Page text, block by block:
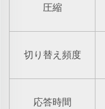
圧縮
切り替え頻度
応答時間